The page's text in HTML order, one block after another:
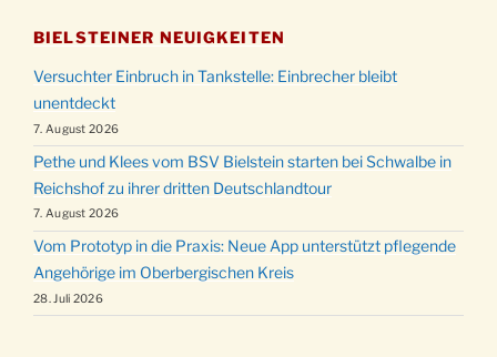
BIELSTEINER NEUIGKEITEN
Versuchter Einbruch in Tankstelle: Einbrecher bleibt
unentdeckt
7. August 2026
Pethe und Klees vom BSV Bielstein starten bei Schwalbe in
Reichshof zu ihrer dritten Deutschlandtour
7. August 2026
Vom Prototyp in die Praxis: Neue App unterstützt pflegende
Angehörige im Oberbergischen Kreis
28. Juli 2026